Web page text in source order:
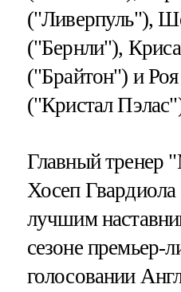
("Ливерпуль"),
("Бернли"),
("Брайтон") и
("Кристал
Главный тренер
Хосеп
лучшим
сезоне премьер-
голосовании